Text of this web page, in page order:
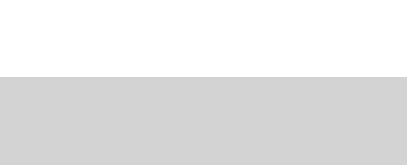
de tela